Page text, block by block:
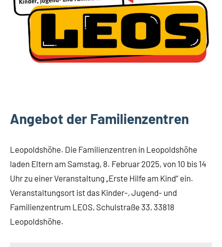
Angebot der Familienzentren
Leopoldshöhe. Die Familienzentren in Leopoldshöhe
laden Eltern am Samstag, 8. Februar 2025, von 10 bis 14
Uhr zu einer Veranstaltung „Erste Hilfe am Kind“ ein.
Veranstaltungsort ist das Kinder-, Jugend- und
Familienzentrum LEOS, Schulstraße 33, 33818
Leopoldshöhe.